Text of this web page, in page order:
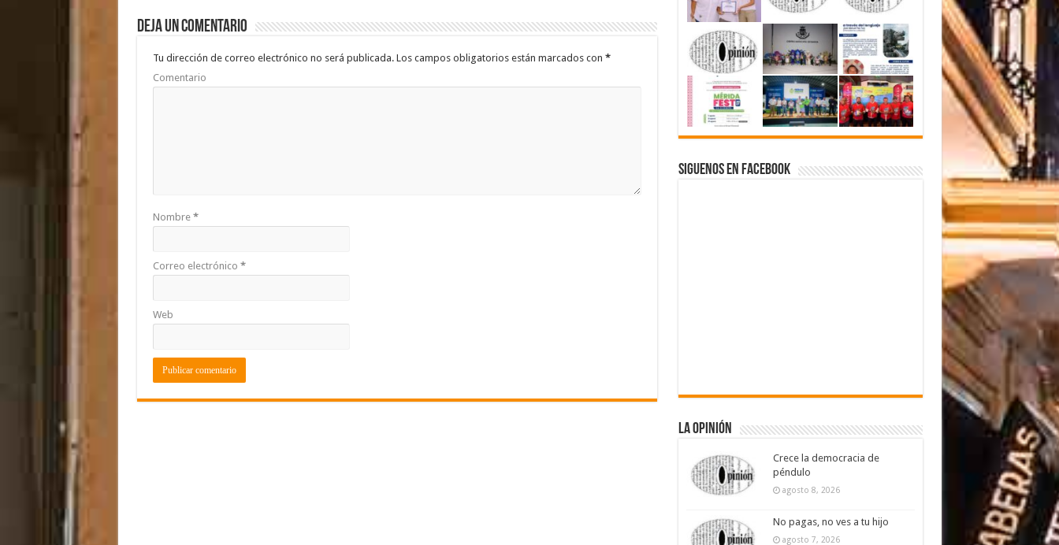
b
o
o
k
er sA
p
p
ar
ti
r
Deja un comentario
Tu dirección de correo electrónico no será publicada.Los campos obligatorios están marcados con *
Comentario
Nombre *
Correo electrónico *
Web
Siguenos en Facebook
La Opinión
Crece la democracia de
péndulo
agosto 8, 2026
No pagas, no ves a tu hijo
agosto 7, 2026